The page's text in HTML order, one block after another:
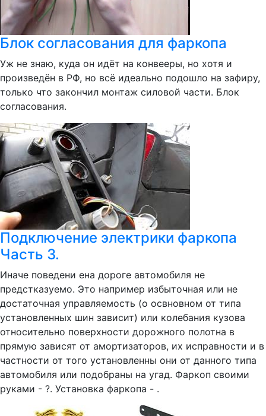
Блок согласования для фаркопа
Уж не знаю, куда он идёт на конвееры, но хотя и
произведён в РФ, но всё идеально подошло на зафиру,
только что закончил монтаж силовой части. Блок
согласования.
Подключение электрики фаркопа
Часть 3.
Иначе поведени ена дороге автомобиля не
предстказуемо. Это например избыточная или не
достаточная управляемость (о освновном от типа
установленных шин зависит) или колебания кузова
относительно поверхности дорожного полотна в
прямую зависят от амортизаторов, их исправности и в
частности от того установленны они от данного типа
автомобиля или подобраны на угад. Фаркоп своими
руками - ?. Установка фаркопа - .